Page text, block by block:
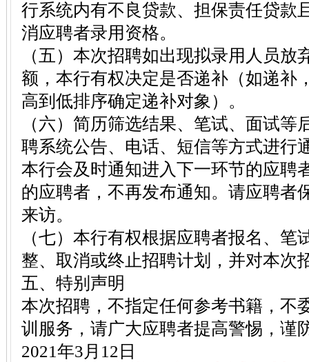
行系统内有不良贷款、担保责任贷款
消应聘者录用资格。
（五）本次招聘如出现拟录用人员放
额，本行有权决定是否递补（如递补
高到低排序确定递补对象）。
（六）简历筛选结果、笔试、面试等
聘系统公告、电话、短信等方式进行
本行会及时通知进入下一环节的应聘
的应聘者，不再发布通知。请应聘者
来访。
（七）本行有权根据应聘者报名、笔
整、取消或终止招聘计划，并对本次
五、特别声明
本次招聘，不指定任何参考书籍，不
训服务，请广大应聘者提高警惕，谨
2021年3月12日